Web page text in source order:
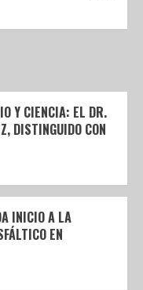
Y CIENCIA: EL DR.
DISTINGUIDO CON
INICIO A LA
EN